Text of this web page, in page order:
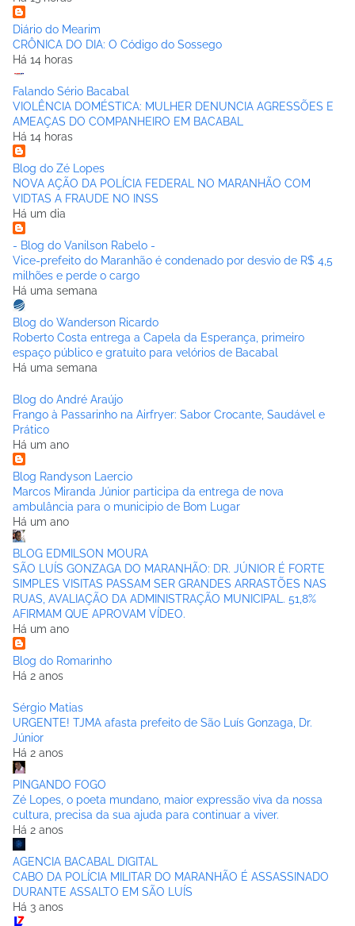
Diário do Mearim
CRÔNICA DO DIA: O Código do Sossego
Há 14 horas
Falando Sério Bacabal
VIOLÊNCIA DOMÉSTICA: MULHER DENUNCIA AGRESSÕES E
AMEAÇAS DO COMPANHEIRO EM BACABAL
Há 14 horas
Blog do Zé Lopes
NOVA AÇÃO DA POLÍCIA FEDERAL NO MARANHÃO COM
VIDTAS A FRAUDE NO INSS
Há um dia
- Blog do Vanilson Rabelo -
Vice-prefeito do Maranhão é condenado por desvio de R$ 4,5
milhões e perde o cargo
Há uma semana
Blog do Wanderson Ricardo
Roberto Costa entrega a Capela da Esperança, primeiro
espaço público e gratuito para velórios de Bacabal
Há uma semana
Blog do André Araújo
Frango à Passarinho na Airfryer: Sabor Crocante, Saudável e
Prático
Há um ano
Blog Randyson Laercio
Marcos Miranda Júnior participa da entrega de nova
ambulância para o municipio de Bom Lugar
Há um ano
BLOG EDMILSON MOURA
SÃO LUÍS GONZAGA DO MARANHÃO: DR. JÚNIOR É FORTE
SIMPLES VISITAS PASSAM SER GRANDES ARRASTÕES NAS
RUAS, AVALIAÇÃO DA ADMINISTRAÇÃO MUNICIPAL. 51,8%
AFIRMAM QUE APROVAM VÍDEO.
Há um ano
Blog do Romarinho
Há 2 anos
Sérgio Matias
URGENTE! TJMA afasta prefeito de São Luís Gonzaga, Dr.
Júnior
Há 2 anos
PINGANDO FOGO
Zé Lopes, o poeta mundano, maior expressão viva da nossa
cultura, precisa da sua ajuda para continuar a viver.
Há 2 anos
AGENCIA BACABAL DIGITAL
CABO DA POLÍCIA MILITAR DO MARANHÃO É ASSASSINADO
DURANTE ASSALTO EM SÃO LUÍS
Há 3 anos